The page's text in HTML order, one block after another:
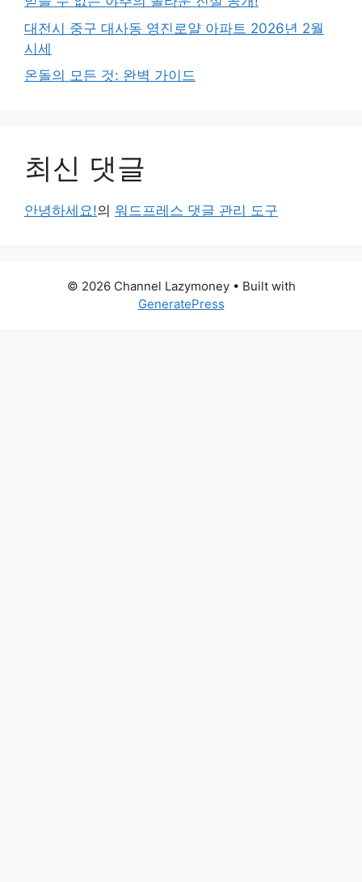
대전시 중구 대사동 영진로얄 아파트 2026년 2월
시세
온돌의 모든 것: 완벽 가이드
최신 댓글
안녕하세요!의 워드프레스 댓글 관리 도구
© 2026 Channel Lazymoney• Built with
GeneratePress